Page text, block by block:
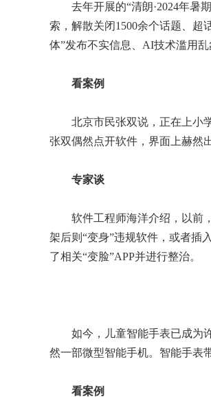
去年开展的“清朗·2024年暑期
索，解散关闭1500余个话题、超
体”发布不实信息、AI技术滥用
看案例
北京市民张双说，正在上小学
张双偶然点开软件，界面上赫然
专家谈
软件工程师海洋介绍，以前，
架后则“变身”违规软件，或者插
了相关“变脸”APP并进行整治。
如今，儿童智能手表已成为许
然一部微型智能手机。智能手表
看案例